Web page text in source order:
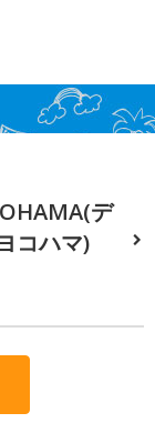
デ
コハマ)